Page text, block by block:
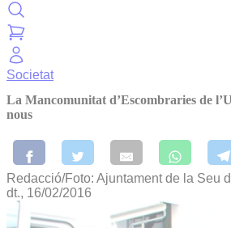
Societat
La Mancomunitat d’Escombraries de
nous
Redacció/Foto: Ajuntament de la Seu
dt., 16/02/2016